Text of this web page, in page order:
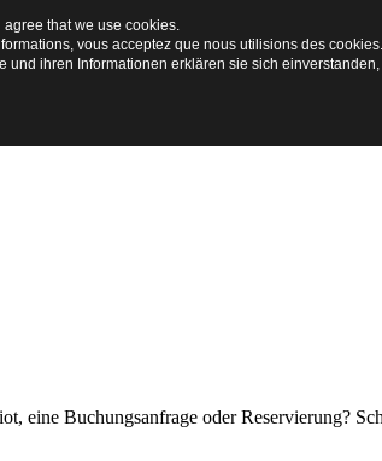
eine Buchungsanfrage oder Reservierung?
that we use cookies.
vous acceptez que nous utilisions des cookies.
ihren Informationen erklären sie sich